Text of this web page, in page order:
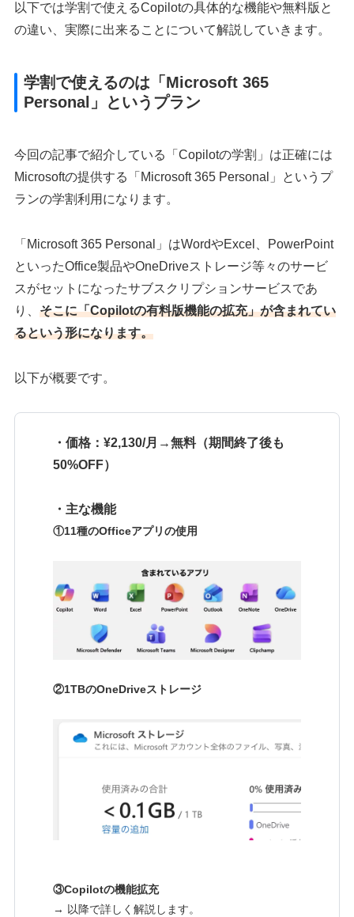
以下では学割で使えるCopilotの具体的な機能や無料版と
の違い、実際に出来ることについて解説していきます。
学割で使えるのは「Microsoft 365
Personal」というプラン
今回の記事で紹介している「Copilotの学割」は正確には
Microsoftの提供する「Microsoft 365 Personal」というプ
ランの学割利用になります。
「Microsoft 365 Personal」はWordやExcel、PowerPoint
といったOffice製品やOneDriveストレージ等々のサービ
スがセットになったサブスクリプションサービスであ
り、そこに「Copilotの有料版機能の拡充」が含まれてい
るという形になります。
以下が概要です。
・価格：¥2,130/月→無料（期間終了後も
50%OFF）
・主な機能
①11種のOfficeアプリの使用
②1TBのOneDriveストレージ
③Copilotの機能拡充
→ 以降で詳しく解説します。